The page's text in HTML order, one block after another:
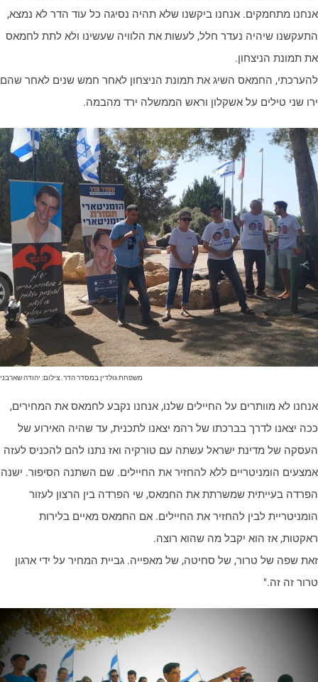
מתחמקים. אנחנו ביקשנו שלא תהיה נסיגה כל עוד הדר לא נמצא,
שיהיה נעדר חלל, לעשות את הלוויה שעשינו ולא לתת לחמאס
תמונת הניצחון.
החמאס השיג את תמונת הניצחון לאחר חמש שנים לאחר שהם
שני טילים על אשקלון וראש הממשלה ירד מהבמה.
משפחת גולדין במסדר הדר. צילום: יהודה שארבני
לא מוותרים על החיילים שלנו, אנחנו נקבע לחמאס את המחירים,
יצאנו לדרך בברכתו של רהמ יצאנו לתכנית, עד שהיה האירוע של
של מדינת ישראל עשתה עם טורקיה ואז נתנו להם להכניס לעזה
הומניטריים ללא להחזיר את החיילים. שם השתנה הסיפור. ישנה
בעייתית שמשרתת את החמאס, שי הפרדה בין הרצון לעזור
לבין להחזיר את החיילים. אם החמאס מאיים בלירות
אז הוא יקבל מה שהוא רוצה.
שפה של טרור, של סחיטה, של מאפייה. גביית המחיר על ידי ארגון
זה זה."